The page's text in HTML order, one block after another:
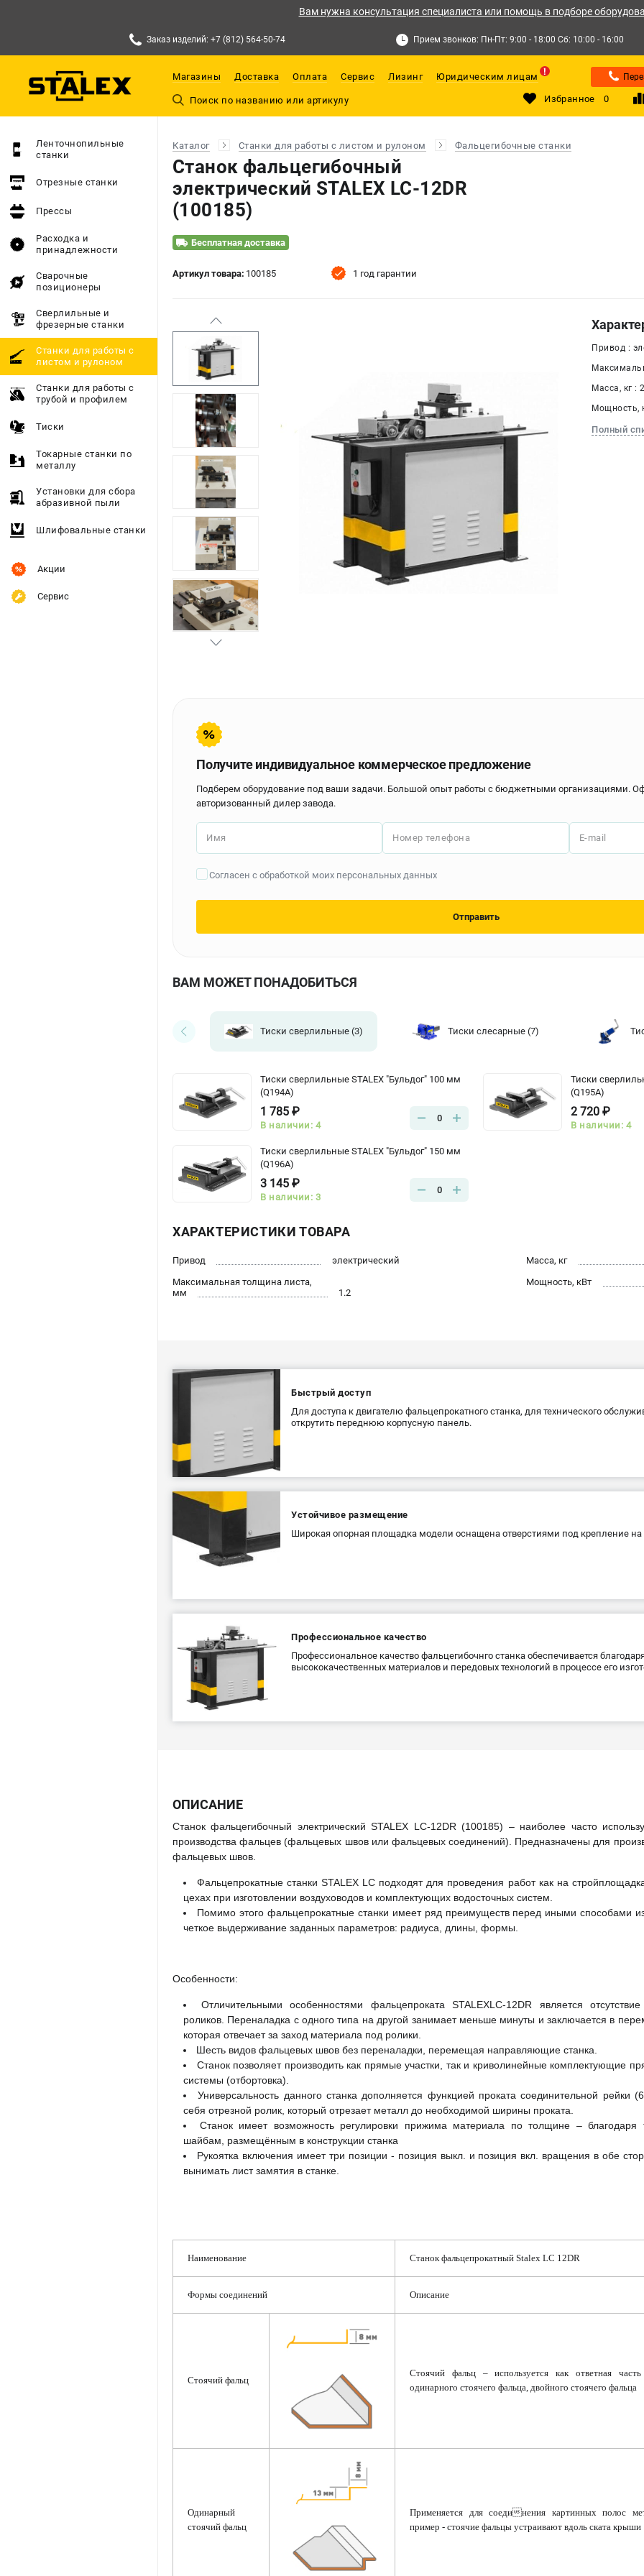
Вам нужна консультация специалиста или помощь в подборе
Заказ изделий: +7 (812) 564-50-74 Прием звонков: Пн-Пт: 9:00 - 18:00 Сб: 10:00 - 16:00
Магазины Доставка Оплата Сервис Лизинг Юридическим лицам
Избранное 0
Ленточнопильные
станки
Отрезные станки
Прессы
Расходка и
принадлежности
Сварочные
позиционеры
Сверлильные и
фрезерные станки
Станки для работы с
листом и рулоном
Станки для работы с
трубой и профилем
Тиски
Токарные станки по
металлу
Установки для сбора
абразивной пыли
Шлифовальные станки
Акции
Сервис
Каталог Станки для работы с листом и рулоном Фальцегибочные станки
Станок фальцегибочный
электрический STALEX LC-12DR
(100185)
Бесплатная доставка
Артикул товара: 100185 1 год гарантии
Привод :
Масса, кг :
Мощность,
Полный
Получите индивидуальное коммерческое предложение
Подберем оборудование под ваши задачи. Большой опыт работы с бюджетными организациями.
авторизованный дилер завода.
Имя Номер телефона E-mail
Согласен с обработкой моих персональных данных
Отправить
ВАМ МОЖЕТ ПОНАДОБИТЬСЯ
Тиски сверлильные (3) Тиски слесарные (7)
Тиски сверлильные STALEX "Бульдог" 100 мм
(Q194A)
1 785 ₽
В наличии: 4
0
Тиски
(Q195A)
2 720 ₽
В наличии: 4
Тиски сверлильные STALEX "Бульдог" 150 мм
(Q196A)
3 145 ₽
В наличии: 3
0
ХАРАКТЕРИСТИКИ ТОВАРА
Привод
электрический
Максимальная толщина листа,
мм
1.2
Масса, кг
Мощность, кВт
Быстрый доступ
Для доступа к двигателю фальцепрокатного станка, для технического
открутить переднюю корпусную панель.
Устойчивое размещение
Широкая опорная площадка модели оснащена отверстиями под крепление на
Профессиональное качество
Профессиональное качество фальцегибочнго станка обеспечивается
высококачественных материалов и передовых технологий в процессе его
ОПИСАНИЕ
Станок фальцегибочный электрический STALEX LC-12DR (100185) – наиболее часто
производства фальцев (фальцевых швов или фальцевых соединений). Предназначены для
фальцевых швов.
Фальцепрокатные станки STALEX LC подходят для проведения работ как на
цехах при изготовлении воздуховодов и комплектующих водосточных систем.
Помимо этого фальцепрокатные станки имеет ряд преимуществ перед иными способами
четкое выдерживание заданных параметров: радиуса, длины, формы.
Особенности:
Отличительными особенностями фальцепроката STALEXLC-12DR является
роликов. Переналадка с одного типа на другой занимает меньше минуты и заключается в
которая отвечает за заход материала под ролики.
Шесть видов фальцевых швов без переналадки, перемещая направляющие станка.
Станок позволяет производить как прямые участки, так и криволинейные комплектующие
системы (отбортовка).
Универсальность данного станка дополняется функцией проката соединительной
себя отрезной ролик, который отрезает металл до необходимой ширины проката.
Станок имеет возможность регулировки прижима материала по толщине – благодаря
шайбам, размещённым в конструкции станка
Рукоятка включения имеет три позиции - позиция выкл. и позиция вкл. вращения в обе
вынимать лист замятия в станке.
Наименование Станок фальцепрокатный Stalex LC 12DR
Формы соединений Описание
Cтоячий фальц
Стоячий фальц – используется как ответная часть
одинарного стоячего фальца, двойного стоячего фальца
Одинарный
стоячий фальц
Применяется для соединения картинных полос
пример - стоячие фальцы устраивают вдоль ската крыши